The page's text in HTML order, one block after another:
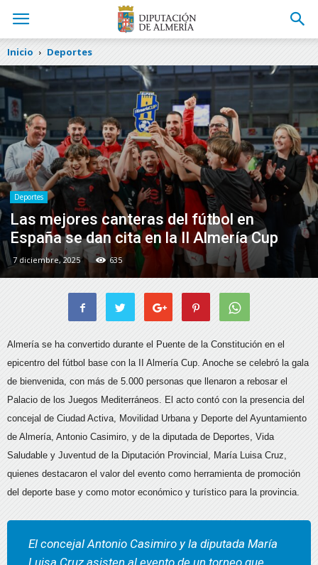
Inicio Deportes
Deportes
Las mejores canteras del fútbol en
España se dan cita en la II Almería Cup
7 diciembre, 2025 635
Almería se ha convertido durante el Puente de la Constitución en el
epicentro del fútbol base con la II Almería Cup. Anoche se celebró la gala
de bienvenida, con más de 5.000 personas que llenaron a rebosar el
Palacio de los Juegos Mediterráneos. El acto contó con la presencia del
concejal de Ciudad Activa, Movilidad Urbana y Deporte del Ayuntamiento
de Almería, Antonio Casimiro, y de la diputada de Deportes, Vida
Saludable y Juventud de la Diputación Provincial, María Luisa Cruz,
quienes destacaron el valor del evento como herramienta de promoción
del deporte base y como motor económico y turístico para la provincia.
El concejal Antonio Casimiro y la diputada María
Luisa Cruz asisten al evento de un torneo que